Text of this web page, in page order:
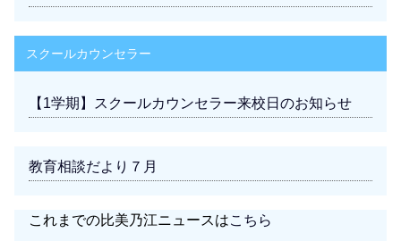
スクールカウンセラー
【1学期】スクールカウンセラー来校日のお知らせ
教育相談だより７月
これまでの比美乃江ニュースはこちら